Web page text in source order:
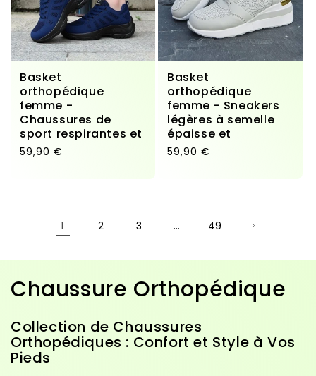
Basket
orthopédique
femme -
Chaussures de
sport respirantes et
Prix habituel
59,90 €
Basket
orthopédique
femme - Sneakers
légères à semelle
épaisse et
Prix habituel
59,90 €
1 2 3 … 49
Collection:
Chaussure Orthopédique
Collection de Chaussures
Orthopédiques : Confort et Style à Vos
Pieds